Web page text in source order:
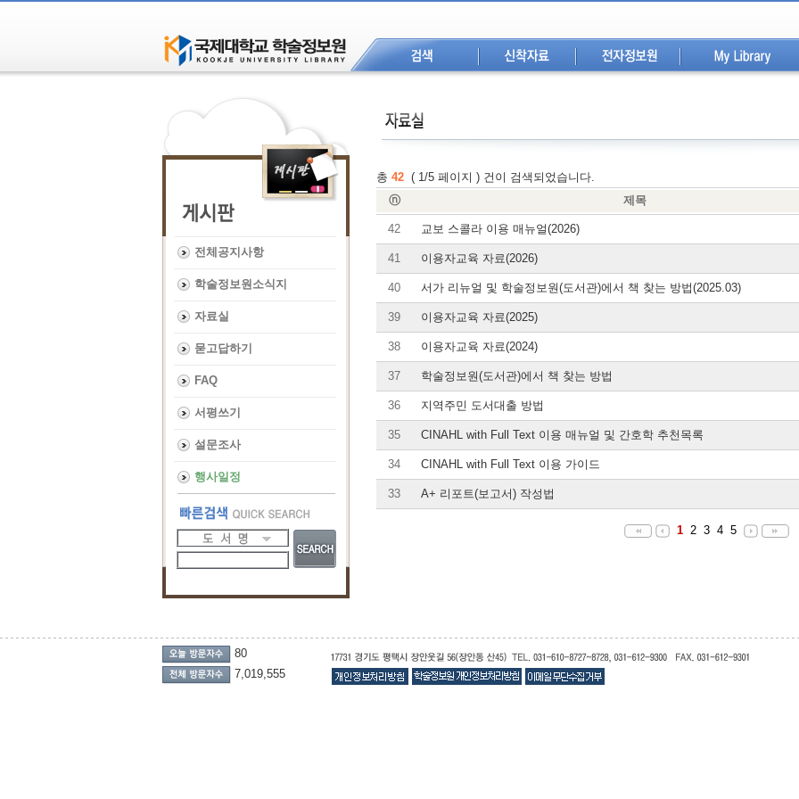
전체공지사항
학술정보원소식지
자료실
묻고답하기
FAQ
서평쓰기
설문조사
행사일정
총 42 ( 1/5 페이지 ) 건이 검색되었습니다.
ⓝ
제목
42 교보 스콜라 이용 매뉴얼(2026)
41 이용자교육 자료(2026)
40 서가 리뉴얼 및 학술정보원(도서관)에서 책 찾는 방법(2025.03)
39 이용자교육 자료(2025)
38 이용자교육 자료(2024)
37 학술정보원(도서관)에서 책 찾는 방법
36 지역주민 도서대출 방법
35 CINAHL with Full Text 이용 매뉴얼 및 간호학 추천목록
34 CINAHL with Full Text 이용 가이드
33 A+ 리포트(보고서) 작성법
1 2 3 4 5
80
7,019,555